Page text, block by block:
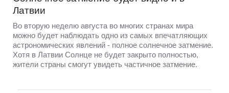
Латвии
Во вторую неделю августа во многих странах мира
можно будет наблюдать одно из самых впечатляющих
астрономических явлений - полное солнечное затмение.
Хотя в Латвии Солнце не будет закрыто полностью,
жители страны смогут увидеть частичное затмение.